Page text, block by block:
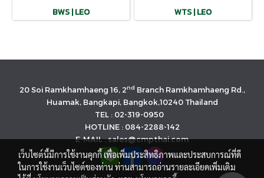
BWS | LEO WTS | LEO
20 Soi Ramkhamhaeng 16, 2nd Branch Ramkhamhaeng Rd.,
Huamak, Bangkapi, Bangkok,10240 Thailand
TEL : 02-319-0950
HOTLINE : 084-2288-142
E-MAIL : sales@cmpthai.com
เว็บไซต์นี้มีการใช้งานคุกกี้ เพื่อเพิ่มประสิทธิภาพและประสบการณ์ที่ดี
ในการใช้งานเว็บไซต์ของท่าน ท่านสามารถอ่านรายละเอียดเพิ่มเติม